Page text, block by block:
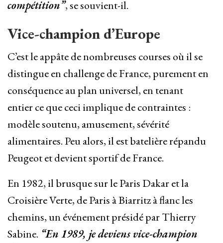
compétition”, se souvient-il.
Vice-champion d’Europe
C’est le appâte de nombreuses courses où il se
distingue en challenge de France, purement en
conséquence au plan universel, en tenant
entier ce que ceci implique de contraintes :
modèle soutenu, amusement, sévérité
alimentaires. Peu alors, il est batelière répandu
Peugeot et devient sportif de France.
En 1982, il brusque sur le Paris Dakar et la
Croisière Verte, de Paris à Biarritz à flanc les
chemins, un événement présidé par Thierry
Sabine. “En 1989, je deviens vice-champion